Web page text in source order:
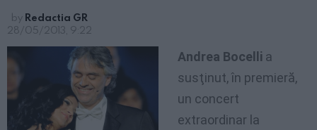
by Redactia GR
28/05/2013, 9:22
Andrea Bocelli a
susţinut, în premieră,
un concert
extraordinar la